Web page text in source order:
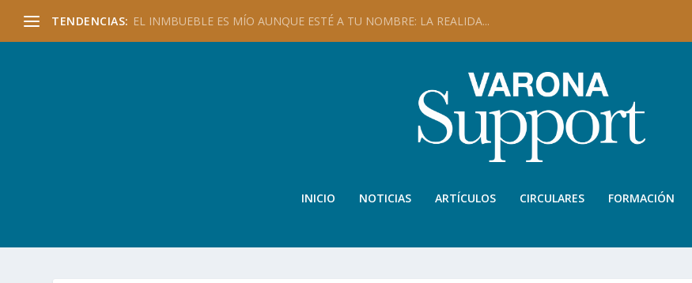
TENDENCIAS: EL INMBUEBLE ES MÍO AUNQUE ESTÉ A TU NOMBRE: LA REALIDA...
INICIO NOTICIAS ARTÍCULOS CIRCULARES FORMACIÓN